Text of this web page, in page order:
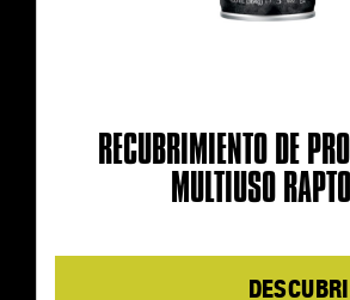
RECUBRIMIENTO DE
MULTIUSO
Details